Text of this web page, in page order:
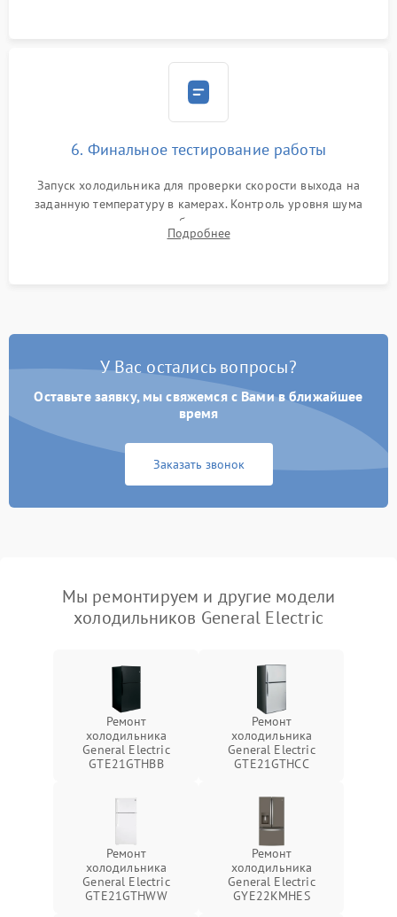
6. Финальное тестирование работы
Запуск холодильника для проверки скорости выхода на
заданную температуру в камерах. Контроль уровня шума
компрессора, отсутствия обмерзания стенок и корректного
срабатывания системы автоматической оттайки.
Подробнее
У Вас остались вопросы?
Оставьте заявку, мы свяжемся с Вами в ближайшее
время
Заказать звонок
Мы ремонтируем и другие модели
холодильников General Electric
Ремонт
холодильника
General Electric
GTE21GTHBB
Ремонт
холодильника
General Electric
GTE21GTHCC
Ремонт
холодильника
General Electric
GTE21GTHWW
Ремонт
холодильника
General Electric
GYE22KMHES